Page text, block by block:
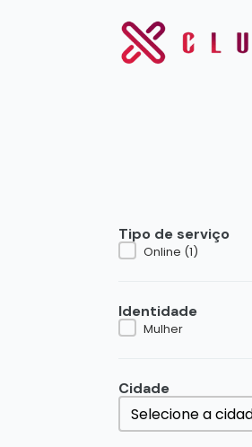
Tipo de serviço
Tipo de serviço
Online (1)
Identidade
Identidade
Mulher
Cidade
Cidade
Cidade